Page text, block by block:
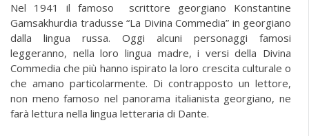
Nel 1941 il famoso scrittore georgiano Konstantine
Gamsakhurdia tradusse “La Divina Commedia” in georgiano
dalla lingua russa. Oggi alcuni personaggi famosi
leggeranno, nella loro lingua madre, i versi della Divina
Commedia che più hanno ispirato la loro crescita culturale o
che amano particolarmente. Di contrapposto un lettore,
non meno famoso nel panorama italianista georgiano, ne
farà lettura nella lingua letteraria di Dante.